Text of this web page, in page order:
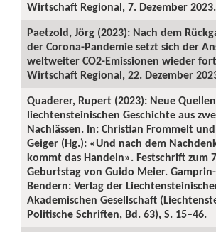
Wirtschaft Regional, 7. Dezember 2023.
Paetzold, Jörg (2023): Nach dem
der Corona-Pandemie setzt sich der
weltweiter CO2-Emissionen wieder
Wirtschaft Regional, 22. Dezember
Quaderer, Rupert (2023): Neue
liechtensteinischen Geschichte aus
Nachlässen. In: Christian Frommelt
Geiger (Hg.): «Und nach dem
kommt das Handeln». Festschrift zum
Geburtstag von Guido Meier. Gamprin-
Bendern: Verlag der
Akademischen Gesellschaft
Politische Schriften, Bd. 63), S. 15–46.